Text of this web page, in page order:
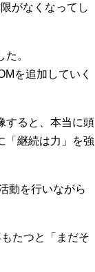
がなくなってし
。
を追加していく
すると、本当に頭
「継続は力」を強
動を行いながら
たつと「まだそ